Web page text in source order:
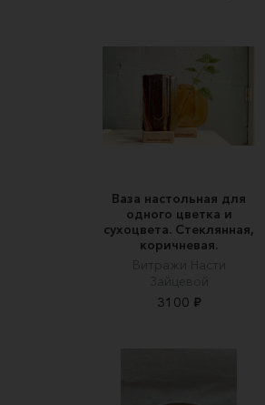
Ваза настольная для
одного цветка и
сухоцвета. Стеклянная,
коричневая.
Витражи Насти
Зайцевой
3100 ₽